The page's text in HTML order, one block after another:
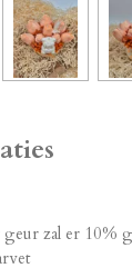
zal er 10%